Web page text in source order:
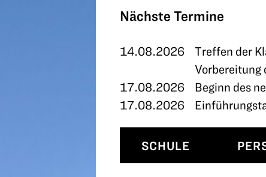
Nächste Termine
14.08.2026
Treffen der
Vorbereitung
17.08.2026
Beginn des
17.08.2026
SCHULE